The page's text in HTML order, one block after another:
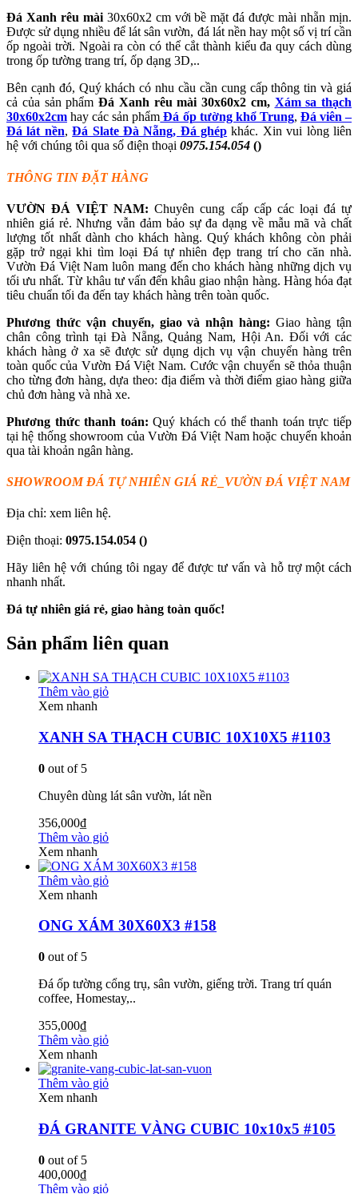
Đá Xanh rêu mài 30x60x2 cm với bề mặt đá được mài nhẵn mịn.
Được sử dụng nhiều để lát sân vườn, đá lát nền hay một số vị trí cần
ốp ngoài trời. Ngoài ra còn có thể cắt thành kiểu đa quy cách dùng
trong ốp tường trang trí, ốp dạng 3D,..
Bên cạnh đó, Quý khách có nhu cầu cần cung cấp thông tin và giá
cả của sản phẩm Đá Xanh rêu mài 30x60x2 cm, Xám sa thạch
30x60x2cm hay các sản phẩm Đá ốp tường khổ Trung, Đá viên –
Đá lát nền,Đá Slate Đà Nẵng, Đá ghép khác. Xin vui lòng liên
hệ với chúng tôi qua số điện thoại 0975.154.054 ()
THÔNG TIN ĐẶT HÀNG
VƯỜN ĐÁ VIỆT NAM:Chuyên cung cấp cấp các loại đá tự
nhiên giá rẻ. Nhưng vẫn đảm bảo sự đa dạng về mẫu mã và chất
lượng tốt nhất dành cho khách hàng. Quý khách không còn phải
gặp trở ngại khi tìm loại Đá tự nhiên đẹp trang trí cho căn nhà.
Vườn Đá Việt Nam luôn mang đến cho khách hàng những dịch vụ
tối ưu nhất. Từ khâu tư vấn đến khâu giao nhận hàng. Hàng hóa đạt
tiêu chuẩn tối đa đến tay khách hàng trên toàn quốc.
Phương thức vận chuyển, giao và nhận hàng:Giao hàng tận
chân công trình tại Đà Nẵng, Quảng Nam, Hội An. Đối với các
khách hàng ở xa sẽ được sử dụng dịch vụ vận chuyển hàng trên
toàn quốc của Vườn Đá Việt Nam. Cước vận chuyển sẽ thỏa thuận
cho từng đơn hàng, dựa theo: địa điểm và thời điểm giao hàng giữa
chủ đơn hàng và nhà xe.
Phương thức thanh toán: Quý khách có thể thanh toán trực tiếp
tại hệ thống showroom của Vườn Đá Việt Nam hoặc chuyển khoản
qua tài khoản ngân hàng.
SHOWROOM ĐÁ TỰNHIÊN GIÁ RẺ _VƯỜN ĐÁ VIỆT NAM
Địa chỉ: xem liên hệ.
Điện thoại: 0975.154.054 ()
Hãy liên hệ với chúng tôi ngay để được tư vấn và hỗ trợ một cách
nhanh nhất.
Đá tự nhiên giá rẻ, giao hàng toàn quốc!
Sản phẩm liên quan
Thêm vào giỏ
Xem nhanh
XANH SA THẠCH CUBIC 10X10X5 #1103
0 out of 5
Chuyên dùng lát sân vườn, lát nền
356,000₫
Thêm vào giỏ
Xem nhanh
Thêm vào giỏ
Xem nhanh
ONG XÁM 30X60X3 #158
0 out of 5
Đá ốp tường cổng trụ, sân vườn, giếng trời. Trang trí quán
coffee, Homestay,..
355,000₫
Thêm vào giỏ
Xem nhanh
Thêm vào giỏ
Xem nhanh
ĐÁ GRANITE VÀNG CUBIC 10x10x5 #105
0 out of 5
400,000₫
Thêm vào giỏ